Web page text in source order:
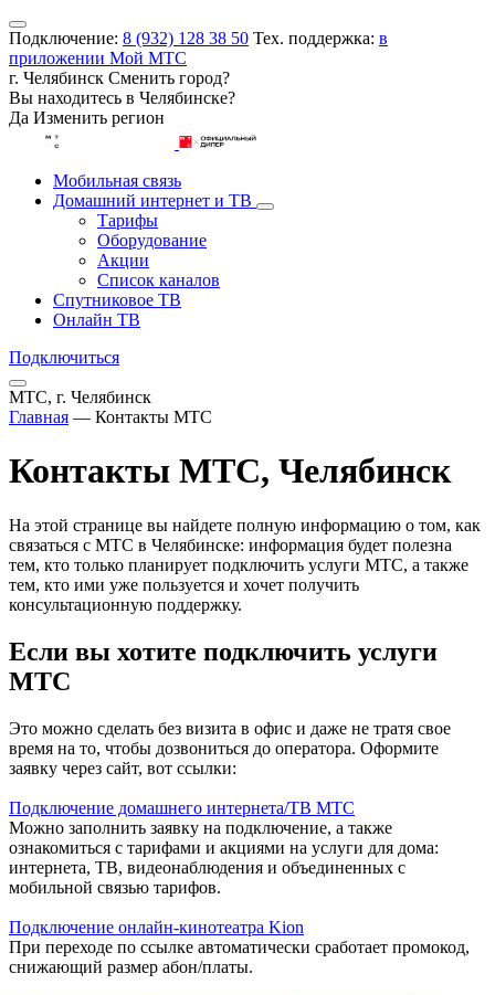
Подключение: 8 (932) 128 38 50 Тех. поддержка: в
приложении Мой МТС
г. Челябинск Сменить город?
Вы находитесь в Челябинске?
Да Изменить регион
Мобильная связь
Домашний интернет и ТВ
Тарифы
Оборудование
Акции
Список каналов
Спутниковое ТВ
Онлайн ТВ
Подключиться
МТС, г. Челябинск
Главная — Контакты МТС
Контакты МТС, Челябинск
На этой странице вы найдете полную информацию о том, как
связаться с МТС в Челябинске: информация будет полезна
тем, кто только планирует подключить услуги МТС, а также
тем, кто ими уже пользуется и хочет получить
консультационную поддержку.
Если вы хотите подключить услуги
МТС
Это можно сделать без визита в офис и даже не тратя свое
время на то, чтобы дозвониться до оператора. Оформите
заявку через сайт, вот ссылки:
Подключение домашнего интернета/ТВ МТС
Можно заполнить заявку на подключение, а также
ознакомиться с тарифами и акциями на услуги для дома:
интернета, ТВ, видеонаблюдения и объединенных с
мобильной связью тарифов.
Подключение онлайн-кинотеатра Kion
При переходе по ссылке автоматически сработает промокод,
снижающий размер абон/платы.